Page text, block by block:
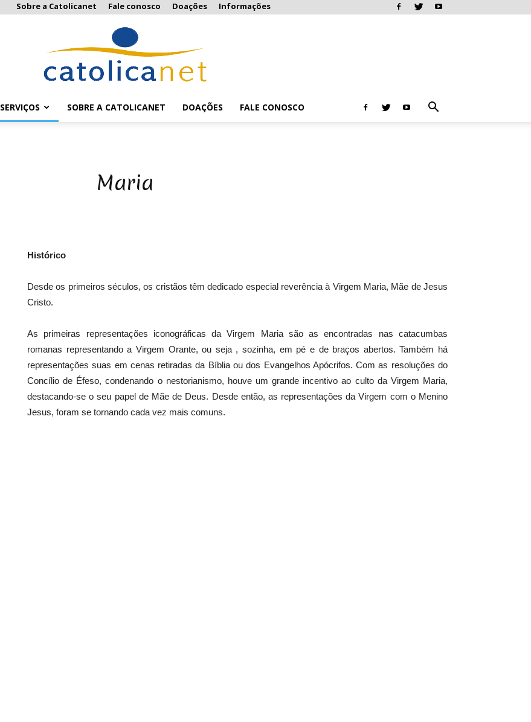
Sobre a Catolicanet Fale conosco Doações Informações
SERVIÇOS SOBRE A CATOLICANET DOAÇÕES FALE CONOSCO
Maria
Histórico
Desde os primeiros séculos, os cristãos têm dedicado especial reverência à Virgem Maria, Mãe de Jesus
Cristo.
As primeiras representações iconográficas da Virgem Maria são as encontradas nas catacumbas
romanas representando a Virgem Orante, ou seja , sozinha, em pé e de braços abertos. Também há
representações suas em cenas retiradas da Bíblia ou dos Evangelhos Apócrifos. Com as resoluções do
Concílio de Éfeso, condenando o nestorianismo, houve um grande incentivo ao culto da Virgem Maria,
destacando-se o seu papel de Mãe de Deus. Desde então, as representações da Virgem com o Menino
Jesus, foram se tornando cada vez mais comuns.